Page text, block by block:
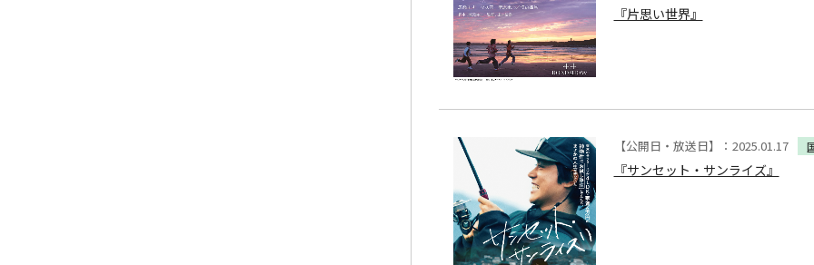
『片思い世界』
【公開日・放送日】：2025.01.17
『サンセット・サンライズ』